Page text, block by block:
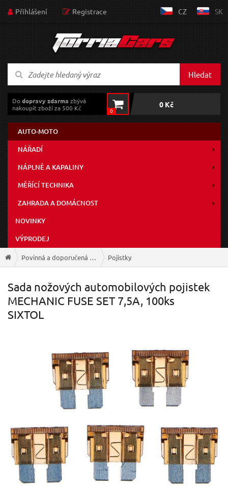
Přihlášení Registrace CZ SK
Hledat
Dodopravy zdarma zbývá
nakoupit zboží za 500 Kč
0
0 Kč
AUTO-MOTO
NÁŘADÍ
NÁPLNĚ A KAPALINY
MĚŘÍCÍ TECHNIKA
ZAHRADA A DOMÁCNOST
NOVINKY
VÝPRODEJ
Povinná a doporučená výbava Pojistky
Sada nožových automobilových pojistek
MECHANIC FUSE SET 7,5A, 100ks
SIXTOL